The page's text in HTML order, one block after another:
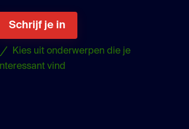
Schrijf je in
Kies uit onderwerpen die je
vind